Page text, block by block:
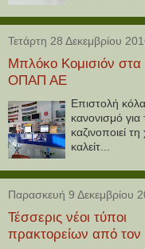
Τετάρτη 28 Δεκεμβρίου
Μπλόκο Κομισιόν στα
ΟΠΑΠ ΑΕ
Επιστολή
κανονισμό
καζινοποιεί
καλείτ...
Παρασκευή 9 Δεκεμβρίου
Τέσσερις νέοι τύποι
πρακτορείων από